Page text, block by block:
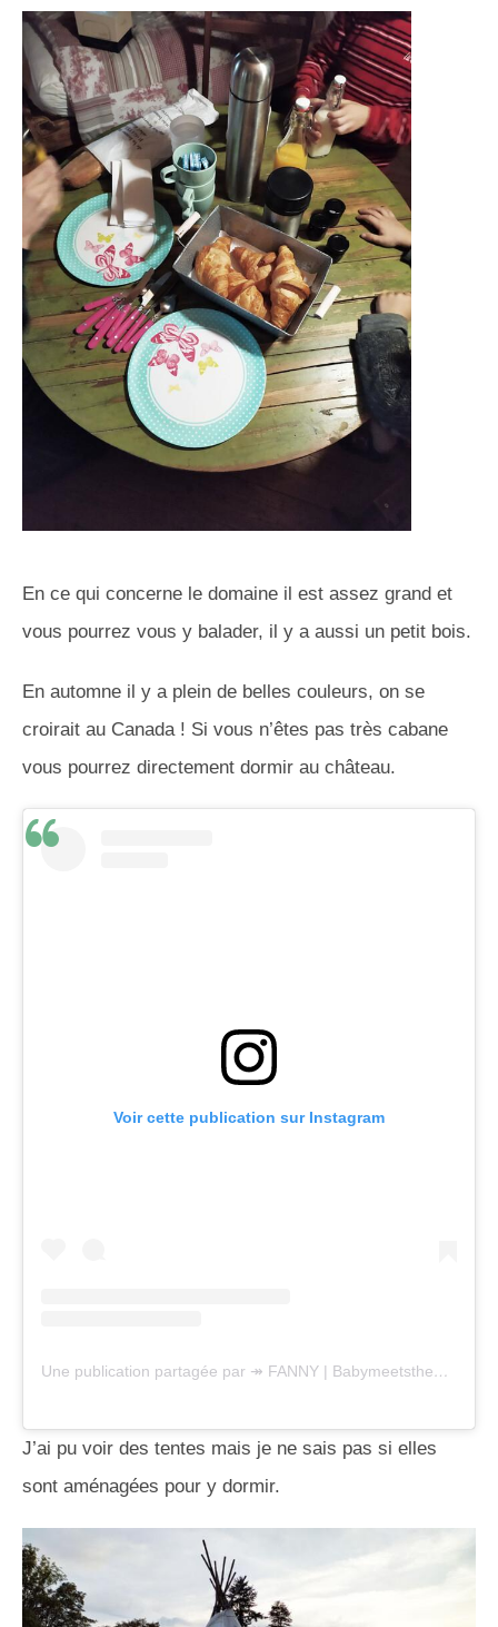
En ce qui concerne le domaine il est assez grand et
vous pourrez vous y balader, il y a aussi un petit bois.
En automne il y a plein de belles couleurs, on se
croirait au Canada ! Si vous n’êtes pas très cabane
vous pourrez directement dormir au château.
Voir cette publication sur Instagram
Une publication partagée par ↠ FANNY | Babymeetstheworld | (@babymeetstheworld)
J’ai pu voir des tentes mais je ne sais pas si elles
sont aménagées pour y dormir.